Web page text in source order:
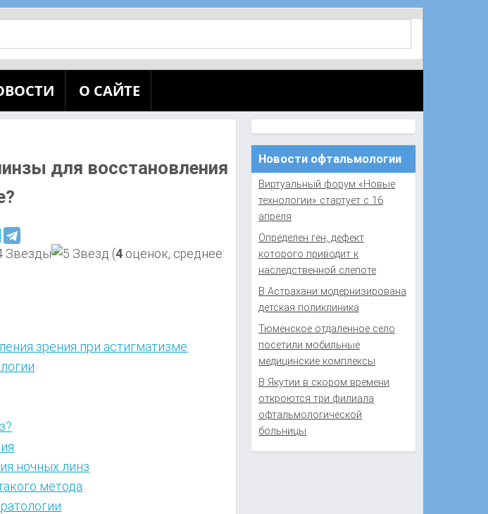
О САЙТЕ
для восстановления
(4 оценок, среднее:
зрения при астигматизме
ночных линз
метода
Новости офтальмологии
Виртуальный форум «Новые
технологии» стартует с 16
апреля
Определен ген, дефект
которого приводит к
наследственной слепоте
В Астрахани модернизирована
детская поликлиника
Тюменское отдаленное село
посетили мобильные
медицинские комплексы
В Якутии в скором времени
откроются три филиала
офтальмологической
больницы